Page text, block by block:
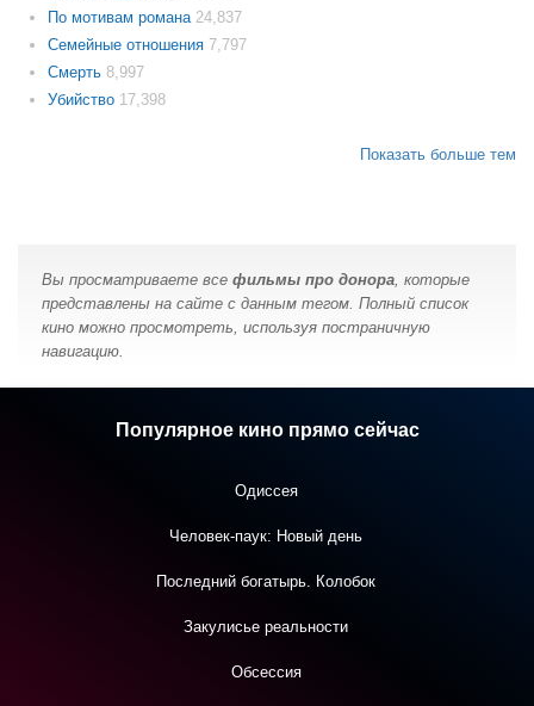
По мотивам романа 24,837
Семейные отношения 7,797
Смерть 8,997
Убийство 17,398
Показать больше тем
Вы просматриваете все фильмы про донора, которые
представлены на сайте с данным тегом. Полный список
кино можно просмотреть, используя постраничную
навигацию.
Популярное кино прямо сейчас
Одиссея
Человек-паук: Новый день
Последний богатырь. Колобок
Закулисье реальности
Обсессия